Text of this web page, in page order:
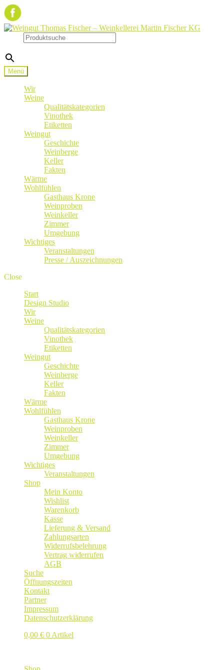
Zur
Navigation
springen
Zum
springen
Menü
Wir
Weine
Qualitätskategorien
Vinothek
Etiketten
Weingut
Geschichte
Weinberge
Keller
Fakten
Wärme
Wohlfühlen
Gasthaus Krone
Weinproben
Weinkeller
Zimmer
Umgebung
Wichtiges
Veranstaltungen
Presse / Auszeichnungen
Close
Start
Design Studio
Wir
Weine
Qualitätskategorien
Vinothek
Etiketten
Weingut
Geschichte
Weinberge
Keller
Fakten
Wärme
Wohlfühlen
Gasthaus Krone
Weinproben
Weinkeller
Zimmer
Umgebung
Wichtiges
Veranstaltungen
Shop
Mein Konto
Wishlist
Warenkorb
Kasse
Lieferung & Versand
Zahlungsarten
Widerrufsbelehrung
Vertrag widerrufen
AGB
Suche
Öffnungszeiten
Kontakt
Partner
Impressum
Datenschutzerklärung
0,00 € 0 Artikel